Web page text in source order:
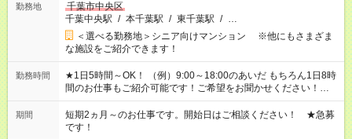
勤務地
千葉市中央区
千葉中央駅 / 本千葉駅 / 東千葉駅 / …
＜選べる勤務地＞シニア向けマンション ※他にもさまざま
な施設をご紹介できます！
勤務時間
★1日5時間～OK！ （例）9:00～18:00のあいだ もちろん1日8時
間のお仕事もご紹介可能です！ご希望をお聞かせください！★家
庭の都合でお休みが必要な場合も遠慮なくご相談ください。 ※
週最低15時間以上の勤務が必要です
期間
短期2ヵ月～のお仕事です。開始日はご相談ください！ ★急募
です！